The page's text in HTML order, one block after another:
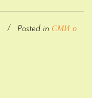
/ Posted in СМИ о